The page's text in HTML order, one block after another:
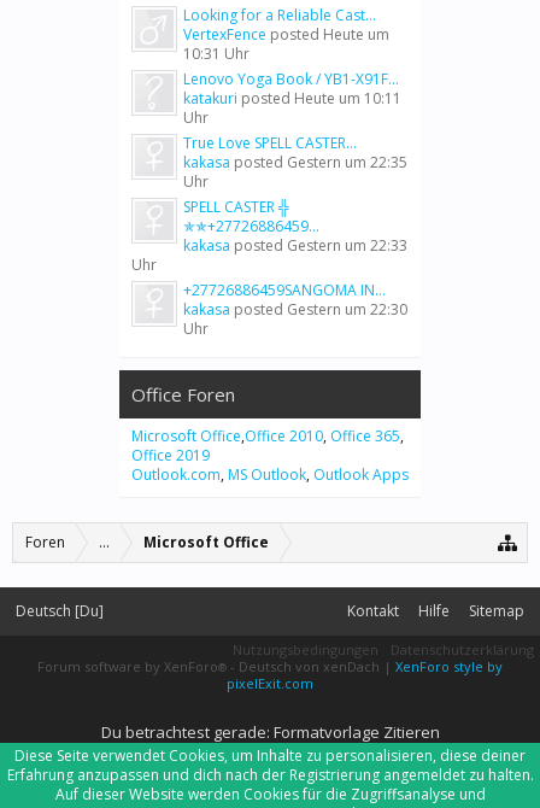
Looking for a Reliable Cast...
VertexFence posted Heute um
10:31 Uhr
Lenovo Yoga Book / YB1-X91F...
katakuri posted Heute um 10:11
Uhr
True Love SPELL CASTER...
kakasa posted Gestern um 22:35
Uhr
SPELL CASTER ╬
✯✯+27726886459...
kakasa posted Gestern um 22:33
Uhr
+27726886459SANGOMA IN...
kakasa posted Gestern um 22:30
Uhr
Office Foren
Microsoft Office,Office 2010, Office 365,
Office 2019
Outlook.com, MS Outlook, Outlook Apps
Foren ... Microsoft Office
Deutsch [Du] Kontakt Hilfe Sitemap
Nutzungsbedingungen
Datenschutzerklärung
Forum software by XenForo® - Deutsch von xenDach | XenForo style by
pixelExit.com
Du betrachtest gerade: Formatvorlage Zitieren
Diese Seite verwendet Cookies, um Inhalte zu personalisieren, diese deiner
Erfahrung anzupassen und dich nach der Registrierung angemeldet zu halten.
Auf dieser Website werden Cookies für die Zugriffsanalyse und